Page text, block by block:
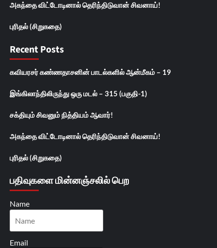
அகந்தை விட்டோடினால் தெரிந்திடுவான் சிவனாய்!
புரிதல் (சிறுகதை)
Recent Posts
கவியரசர் கண்ணதாசனின் பாடல்களில் ஆன்மீகம் – 19
இங்கிலாந்திலிருந்து ஒரு மடல் – 315 (பகுதி-1)
சக்தியும் சிவனும் நித்தியம் ஆவார்!
அகந்தை விட்டோடினால் தெரிந்திடுவான் சிவனாய்!
புரிதல் (சிறுகதை)
பதிவுகளை மின்னஞ்சலில் பெற
Name
Email